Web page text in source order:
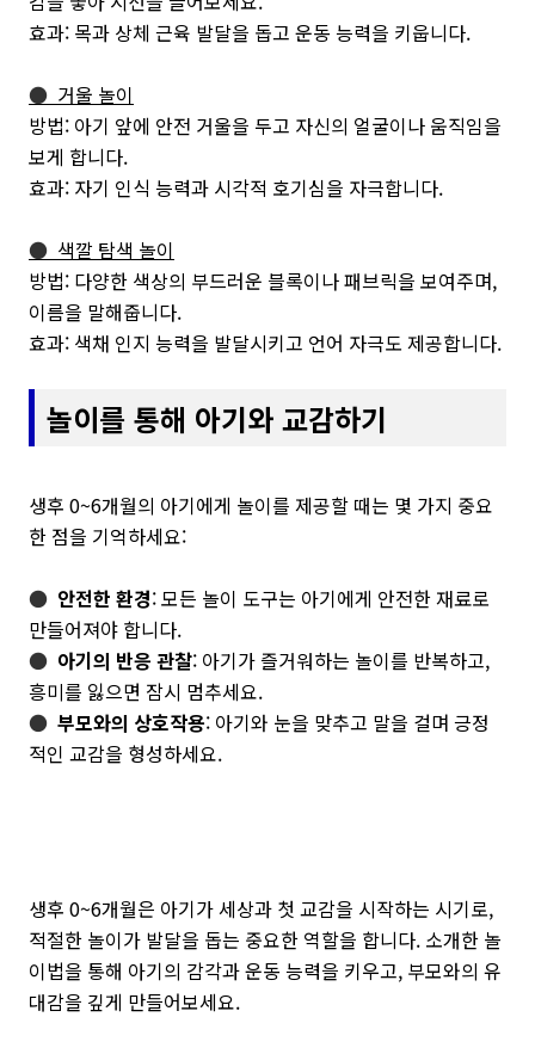
효과: 목과 상체 근육 발달을 돕고 운동 능력을 키웁니다.
● 거울 놀이
방법: 아기 앞에 안전 거울을 두고 자신의 얼굴이나 움직임을
보게 합니다.
효과: 자기 인식 능력과 시각적 호기심을 자극합니다.
● 색깔 탐색 놀이
방법: 다양한 색상의 부드러운 블록이나 패브릭을 보여주며,
이름을 말해줍니다.
효과: 색채 인지 능력을 발달시키고 언어 자극도 제공합니다.
놀이를 통해 아기와 교감하기
생후 0~6개월의 아기에게 놀이를 제공할 때는 몇 가지 중요
한 점을 기억하세요:
● 안전한 환경: 모든 놀이 도구는 아기에게 안전한 재료로
만들어져야 합니다.
● 아기의 반응 관찰: 아기가 즐거워하는 놀이를 반복하고,
흥미를 잃으면 잠시 멈추세요.
● 부모와의 상호작용: 아기와 눈을 맞추고 말을 걸며 긍정
적인 교감을 형성하세요.
생후 0~6개월은 아기가 세상과 첫 교감을 시작하는 시기로,
적절한 놀이가 발달을 돕는 중요한 역할을 합니다. 소개한 놀
이법을 통해 아기의 감각과 운동 능력을 키우고, 부모와의 유
대감을 깊게 만들어보세요.